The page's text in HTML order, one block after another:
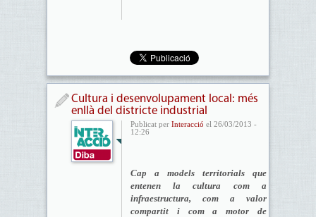
Cultura i desenvolupament local: més
enllà del districte industrial
Publicat per Interacció el 26/03/2013 -
12:26
Cap a models territorials que
entenen la cultura com a
infraestructura, com a valor
compartit i com a motor de